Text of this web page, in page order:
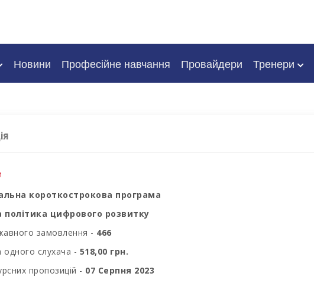
Новини Професійне навчання Провайдери Тренери
короткострокова програма
цифрового розвитку
замовлення - 466
одного слухача - 518,00 грн.
пропозицій - 07 Серпня 2023